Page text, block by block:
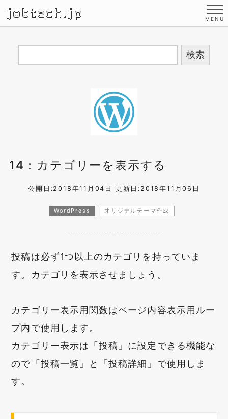
jobtech.jp
14：カテゴリーを表示する
公開日:2018年11月04日 更新日:2018年11月06日
WordPress オリジナルテーマ作成
投稿は必ず1つ以上のカテゴリを持っていま
す。カテゴリを表示させましょう。
カテゴリー表示用関数はページ内容表示用ルー
プ内で使用します。
カテゴリー表示は「投稿」に設定できる機能な
ので「投稿一覧」と「投稿詳細」で使用しま
す。